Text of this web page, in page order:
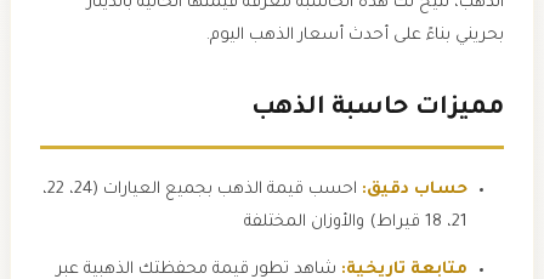
بحريني بناءً على أحدث أسعار الذهب اليوم.
مميزات حاسبة الذهب
حساب دقيق:
احسب قيمة الذهب بجميع العيارات (24، 22،
21، 18 قيراط) والأوزان المختلفة
متابعة تاريخية:شاهد تطور قيمة محفظتك الذهبية عبر